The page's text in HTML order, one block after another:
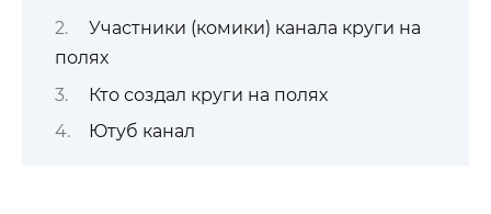
Участники (комики) канала круги на
полях
Кто создал круги на полях
Ютуб канал